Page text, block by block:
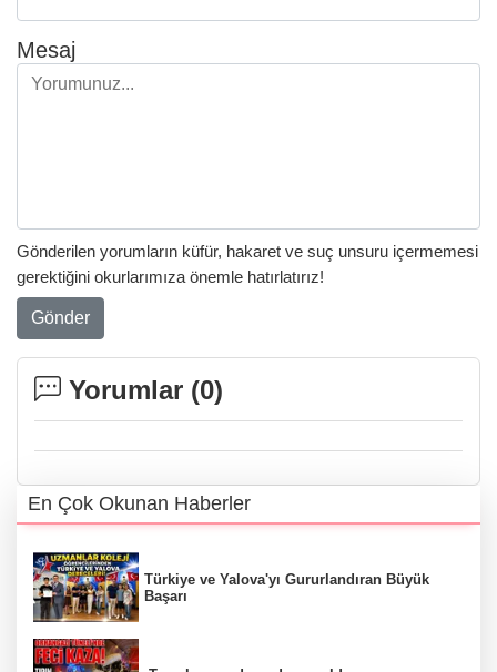
Mesaj
Gönderilen yorumların küfür, hakaret ve suç unsuru içermemesi
gerektiğini okurlarımıza önemle hatırlatırız!
Gönder
Yorumlar (0)
En Çok Okunan Haberler
Türkiye ve Yalova'yı Gururlandıran Büyük
Başarı